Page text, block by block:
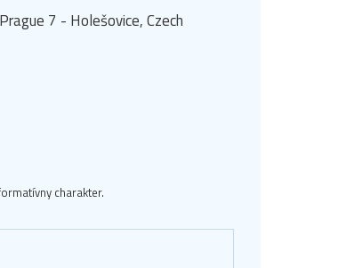
7 - Holešovice, Czech
charakter.